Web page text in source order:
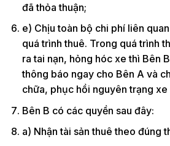
đã thỏa thuận;
e) Chịu toàn bộ chi phí liên
quá trình thuê. Trong quá trình
ra tai nạn, hỏng hóc xe thì Bên
thông báo ngay cho Bên A và
chữa, phục hồi nguyên trạng xe
Bên B có các quyền sau đây:
a) Nhận tài sản thuê theo đúng